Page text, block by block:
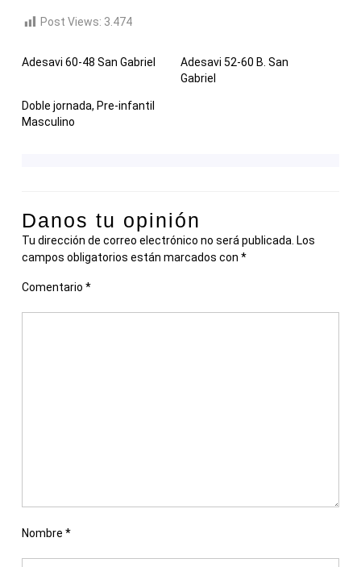
Post Views: 3.474
Adesavi 60-48 San Gabriel
Adesavi 52-60 B. San
Gabriel
Doble jornada, Pre-infantil
Masculino
Danos tu opinión
Tu dirección de correo electrónico no será publicada. Los
campos obligatorios están marcados con *
Comentario *
Nombre *